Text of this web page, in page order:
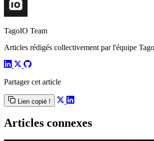
TagoIO Team
Articles rédigés collectivement par l'équipe
Partager cet article
Lien copié !
Articles connexes